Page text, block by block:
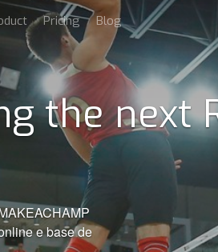
Pricing Blog
the next
e base de